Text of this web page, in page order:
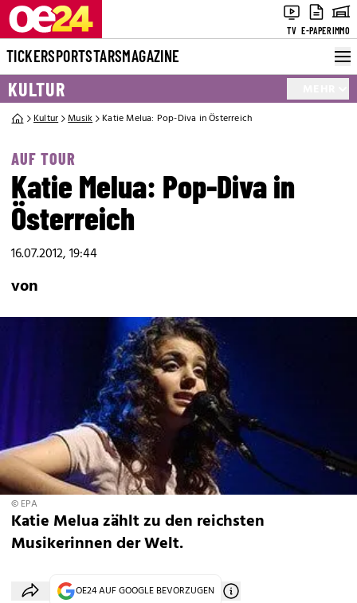
TV E-PAPERIMMO
TICKERSPORTSTARSMAGAZINE
KULTUR
Kultur Musik Katie Melua: Pop-Diva in Österreich
AUF TOUR
Katie Melua: Pop-Diva in
Österreich
16.07.2012, 19:44
von
© EPA
Katie Melua zählt zu den reichsten
Musikerinnen der Welt.
OE24 AUF GOOGLE BEVORZUGEN